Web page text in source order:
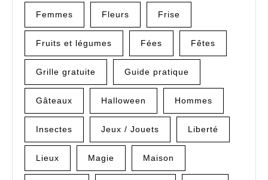
Femmes Fleurs Frise
Fruits et légumes Fées Fêtes
Grille gratuite Guide pratique
Gâteaux Halloween Hommes
Insectes Jeux / Jouets Liberté
Lieux Magie Maison